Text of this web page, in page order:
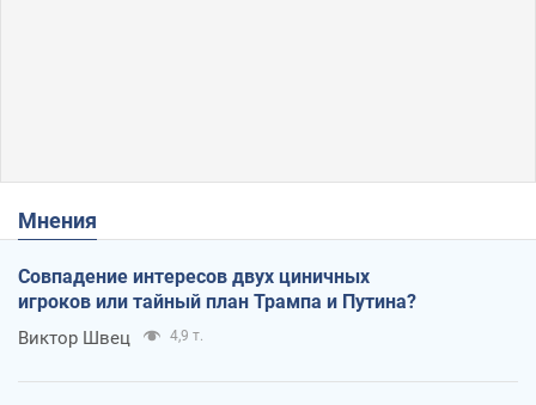
Мнения
Совпадение интересов двух циничных
игроков или тайный план Трампа и Путина?
Виктор Швец 4,9 т.